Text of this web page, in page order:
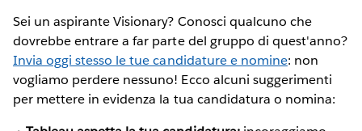
Sei un aspirante Visionary? Conosci qualcuno che
dovrebbe entrare a far parte del gruppo di quest'anno?
Invia oggi stesso le tue candidature e nomine: non
vogliamo perdere nessuno! Ecco alcuni suggerimenti
per mettere in evidenza la tua candidatura o nomina: